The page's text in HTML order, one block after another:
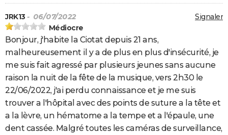
Signaler
JRK13 - 06/07/2022
Médiocre
Bonjour, j'habite la Ciotat depuis 21 ans,
malheureusement il y a de plus en plus d'insécurité, je
me suis fait agressé par plusieurs jeunes sans aucune
raison la nuit de la fête de la musique, vers 2h30 le
22/06/2022, j'ai perdu connaissance et je me suis
trouver a l'hôpital avec des points de suture a la tête et
a la lèvre, un hématome a la tempe et a l'épaule, une
dent cassée. Malgré toutes les caméras de surveillance,